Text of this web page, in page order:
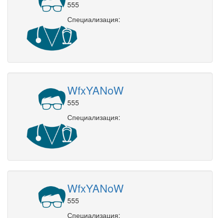
555
Специализация:
WfxYANoW
555
Специализация:
WfxYANoW
555
Специализация: